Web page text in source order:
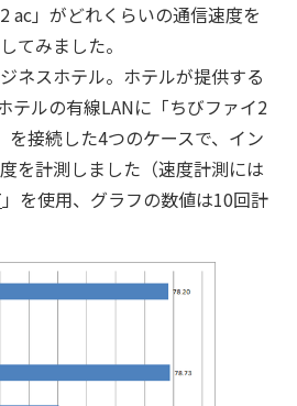
ac」がどれくらいの通信速度を
てみました。
ネスホテル。ホテルが提供する
テルの有線LANに「ちびファイ2
を接続した4つのケースで、イン
を計測しました（速度計測には
」を使用、グラフの数値は10回計